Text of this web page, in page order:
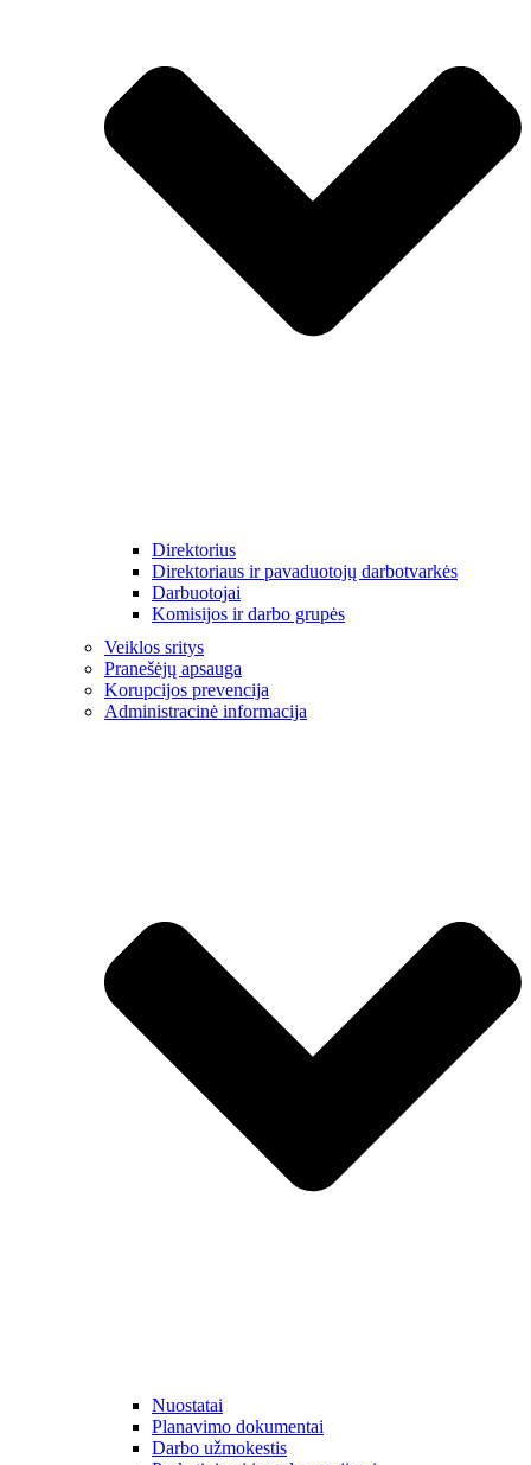
Direktorius
Direktoriaus ir pavaduotojų darbotvarkės
Darbuotojai
Komisijos ir darbo grupės
Veiklos sritys
Pranešėjų apsauga
Korupcijos prevencija
Administracinė informacija
Nuostatai
Planavimo dokumentai
Darbo užmokestis